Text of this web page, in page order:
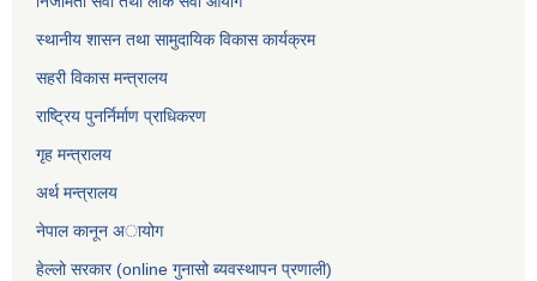
स्थानीय शासन तथा सामुदायिक विकास कार्यक्रम
सहरी विकास मन्त्रालय
राष्ट्रिय पुनर्निर्माण प्राधिकरण
गृह मन्त्रालय
अर्थ मन्त्रालय
नेपाल कानून अायोग
हेल्लो सरकार (online गुनासो ब्यवस्थापन प्रणाली)